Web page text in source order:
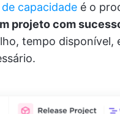
capacidade é o
projeto com
tempo disponível,